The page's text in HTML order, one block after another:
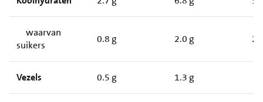
waarvan
suikers
0.8 g 2.0 g
Vezels 0.5 g 1.3 g